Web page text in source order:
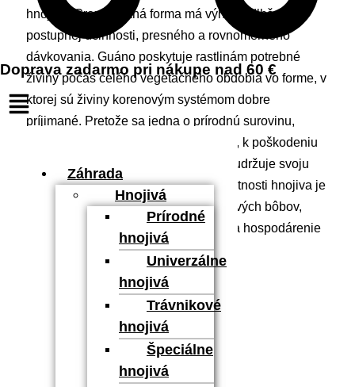
Doprava zadarmo pri nákupe nad 60 €
Záhrada
Hnojivá
Prírodné
hnojivá
Univerzálne
hnojivá
Trávnikové
hnojivá
Špeciálne
hnojivá
hnojivo. Granulovaná forma má výhodu dlhšej
postupnej účinnosti, presného a rovnomerného
dávkovania. Guáno poskytuje rastlinám potrebné
živiny počas celého vegetačného obdobia vo forme, v
ktorej sú živiny korenovým systémom dobre
príjimané. Pretože sa jedna o prírodnú surovinu,
nedochádza, pri správnom dávkovaní, k poškodeniu
rastlín a zasoleniu pôdy. Pôda si tak udržuje svoju
vzdušnosť a úrodnosť. Zlepšenie vlastnosti hnojiva je
dosiahnuté aj obsahom šupiek kakaových bôbov,
ktoré majú obzvlášť priaznivý vplyv na hospodárenie
8% N + 4% P2O5 + 7% K2O